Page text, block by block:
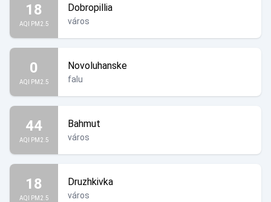
18
AQI PM2.5
Dobropillia
város
0
AQI PM2.5
Novoluhanske
falu
44
AQI PM2.5
Bahmut
város
18
AQI PM2.5
Druzhkivka
város